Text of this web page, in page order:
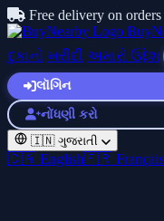
Free delivery on
દુકાનો ખરીદી અમારો ઉદ્દેશ
લૉગિન
નોંધણી કરો
🇮🇳 ગુજરાતી
🇨🇦 English🇫🇷 Français